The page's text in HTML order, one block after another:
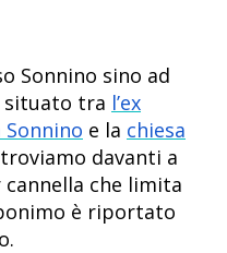
Sonnino sino ad
situato tra l’ex
Sonnino e la chiesa
davanti a
che limita
è riportato